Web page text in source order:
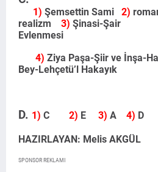
1) Şemsettin Sami 2)
realizm 3) Şinasi-Şair
4) Ziya Paşa-Şiir ve İnşa-
Bey-Lehçetü’l Hakayık
D. 1) C 2) E 3) A 4) D
HAZIRLAYAN: Melis AKGÜL
SPONSOR REKLAMI